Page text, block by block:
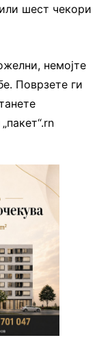
шест чекори
немојте
Поврзете ги